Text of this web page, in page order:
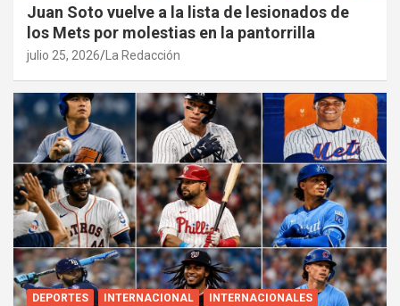
Juan Soto vuelve a la lista de lesionados de
los Mets por molestias en la pantorrilla
julio 25, 2026 La Redacción
DEPORTES INTERNACIONAL INTERNACIONALES